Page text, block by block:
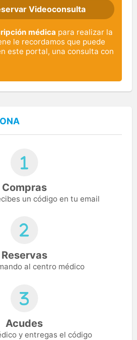
Videoconsulta
médica para realizar la
le recordamos que puede
este portal, una consulta con
Compras
un código en tu email
Reservas
al centro médico
Acudes
y entregas el código